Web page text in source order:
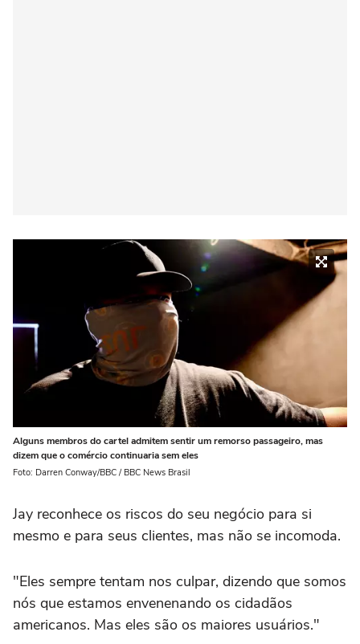
Alguns membros do cartel admitem sentir um remorso passageiro, mas
dizem que o comércio continuaria sem eles
Foto: Darren Conway/BBC / BBC News Brasil
Jay reconhece os riscos do seu negócio para si
mesmo e para seus clientes, mas não se incomoda.
"Eles sempre tentam nos culpar, dizendo que somos
nós que estamos envenenando os cidadãos
americanos. Mas eles são os maiores usuários."